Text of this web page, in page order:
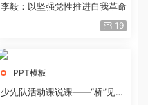
李毅：以坚强党性推进自我革命
19
PPT模板
少先队活动课说课——“桥”见中